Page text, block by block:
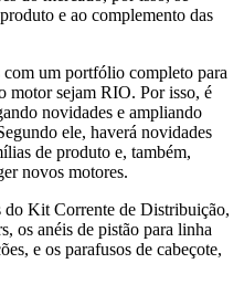
e ao complemento das
com um portfólio completo para
motor sejam RIO. Por isso, é
novidades e ampliando
ele, haverá novidades
de produto e, também,
novos motores.
do Kit Corrente de Distribuição,
os anéis de pistão para linha
e os parafusos de cabeçote,